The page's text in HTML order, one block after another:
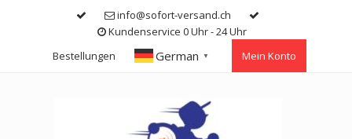
info@sofort-versand.ch
Kundenservice 0 Uhr - 24 Uhr
Bestellungen
German ▼ Mein Konto